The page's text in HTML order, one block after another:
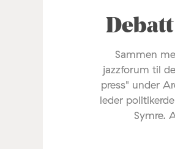
Sammen
jazzforum til
press" under
leder
Symre.